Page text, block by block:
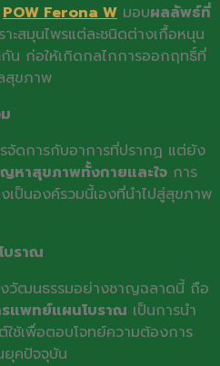
POW Ferona W มอบผลลัพธ์ที่
ะสมุนไพรแต่ละชนิดต่างเกื้อหนุน
กัน ก่อให้เกิดกลไกการออกฤทธิ์ที่
สุขภาพ
จัดการกับอาการที่ปรากฏ แต่ยัง
หาสุขภาพทั้งกายและใจ การ
ป็นองค์รวมนี้เองที่นำไปสู่สุขภาพ
บราณ
วัฒนธรรมอย่างชาญฉลาดนี้ ถือ
รแพทย์แผนโบราณ เป็นการนำ
เพื่อตอบโจทย์ความต้องการ
ยุคปัจจุบัน